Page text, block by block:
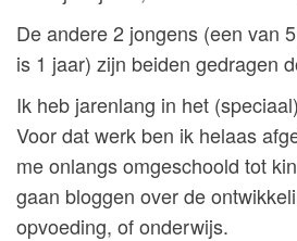
De andere 2 jongens (een van
is 1 jaar) zijn beiden gedragen
Ik heb jarenlang in het
Voor dat werk ben ik helaas
me onlangs omgeschoold tot
gaan bloggen over de
opvoeding, of onderwijs.